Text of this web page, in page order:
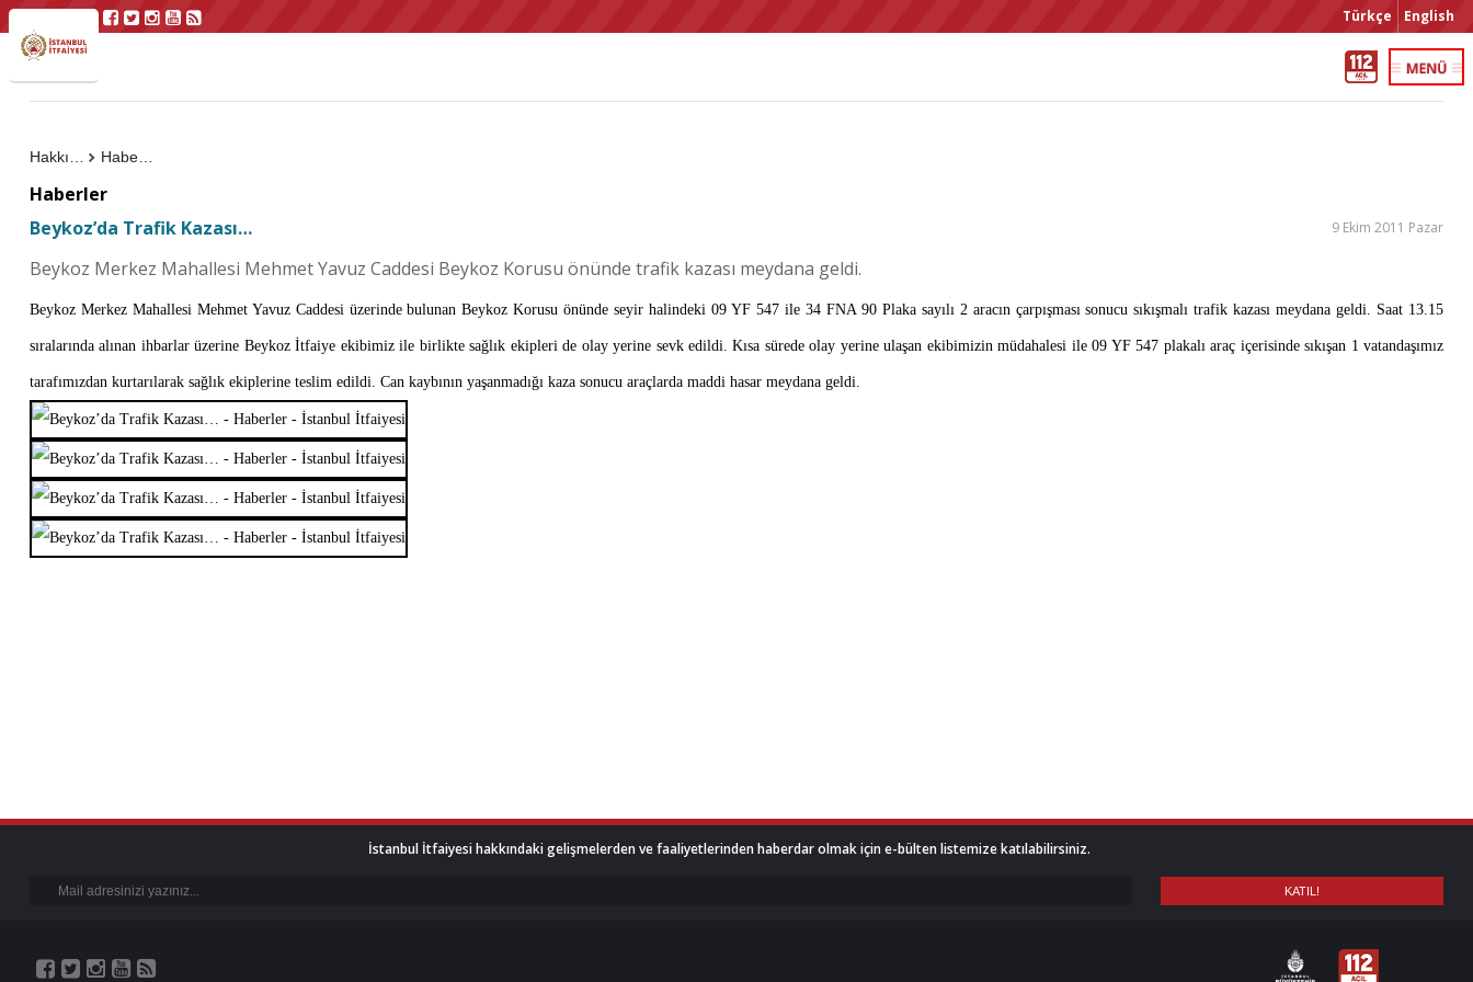
Türkçe English
Haberler
Haberler
Beykoz’da Trafik Kazası…
9 Ekim 2011 Pazar
Beykoz Merkez Mahallesi Mehmet Yavuz Caddesi Beykoz Korusu önünde trafik kazası meydana geldi.
Beykoz Merkez Mahallesi Mehmet Yavuz Caddesi üzerinde bulunan Beykoz Korusu önünde seyir halindeki 09 YF 547 ile 34 FNA 90 Plaka sayılı 2 aracın çarpışması sonucu sıkışmalı trafik kazası meydana geldi. Saat 13.15
sıralarında alınan ihbarlar üzerine Beykoz İtfaiye ekibimiz ile birlikte sağlık ekipleri de olay yerine sevk edildi. Kısa sürede olay yerine ulaşan ekibimizin müdahalesi ile 09 YF 547 plakalı araç içerisinde sıkışan 1 vatandaşımız
tarafımızdan kurtarılarak sağlık ekiplerine teslim edildi. Can kaybının yaşanmadığı kaza sonucu araçlarda maddi hasar meydana geldi.
İstanbul İtfaiyesi hakkındaki gelişmelerden ve faaliyetlerinden haberdar olmak için e-bülten listemize katılabilirsiniz.